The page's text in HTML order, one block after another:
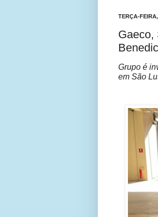
TERÇA-
Gaeco,
Grupo é
em São